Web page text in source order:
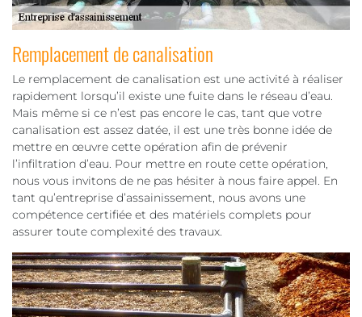
Remplacement de canalisation
Le remplacement de canalisation est une activité à réaliser
rapidement lorsqu’il existe une fuite dans le réseau d’eau.
Mais même si ce n’est pas encore le cas, tant que votre
canalisation est assez datée, il est une très bonne idée de
mettre en œuvre cette opération afin de prévenir
l’infiltration d’eau. Pour mettre en route cette opération,
nous vous invitons de ne pas hésiter à nous faire appel. En
tant qu’entreprise d’assainissement, nous avons une
compétence certifiée et des matériels complets pour
assurer toute complexité des travaux.